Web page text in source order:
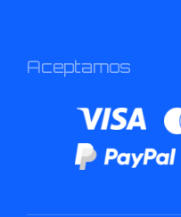
Aceptamos